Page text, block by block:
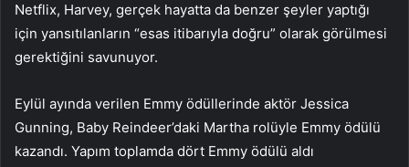
Netflix, Harvey, gerçek hayatta da benzer şeyler yaptığı
için yansıtılanların “esas itibarıyla doğru” olarak görülmesi
gerektiğini savunuyor.
Eylül ayında verilen Emmy ödüllerinde aktör Jessica
Gunning, Baby Reindeer’daki Martha rolüyle Emmy ödülü
kazandı. Yapım toplamda dört Emmy ödülü aldı